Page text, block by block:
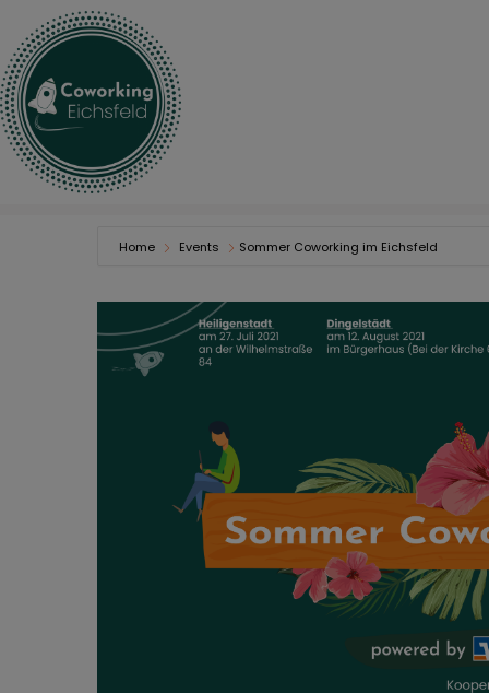
Home Events Sommer Coworking im Eichsfeld